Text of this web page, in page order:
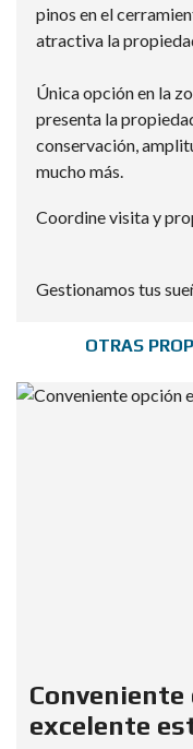
pinos en el
atractiva la
Única opción en la
presenta la
conservación,
mucho más.
Coordine visita y
Gestionamos tus
OTRAS
Conveniente
excelente